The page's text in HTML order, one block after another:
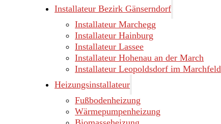
Installateur Bezirk Gänserndorf
Installateur Marchegg
Installateur Hainburg
Installateur Lassee
Installateur Hohenau an der March
Installateur Leopoldsdorf im Marchfeld
Heizungsinstallateur
Fußbodenheizung
Wärmepumpenheizung